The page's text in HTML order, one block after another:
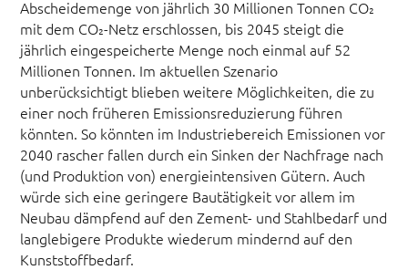
Abscheidemenge von jährlich 30 Millionen Tonnen CO₂
mit dem CO₂-Netz erschlossen, bis 2045 steigt die
jährlich eingespeicherte Menge noch einmal auf 52
Millionen Tonnen. Im aktuellen Szenario
unberücksichtigt blieben weitere Möglichkeiten, die zu
einer noch früheren Emissionsreduzierung führen
könnten. So könnten im Industriebereich Emissionen vor
2040 rascher fallen durch ein Sinken der Nachfrage nach
(und Produktion von) energieintensiven Gütern. Auch
würde sich eine geringere Bautätigkeit vor allem im
Neubau dämpfend auf den Zement- und Stahlbedarf und
langlebigere Produkte wiederum mindernd auf den
Kunststoffbedarf.